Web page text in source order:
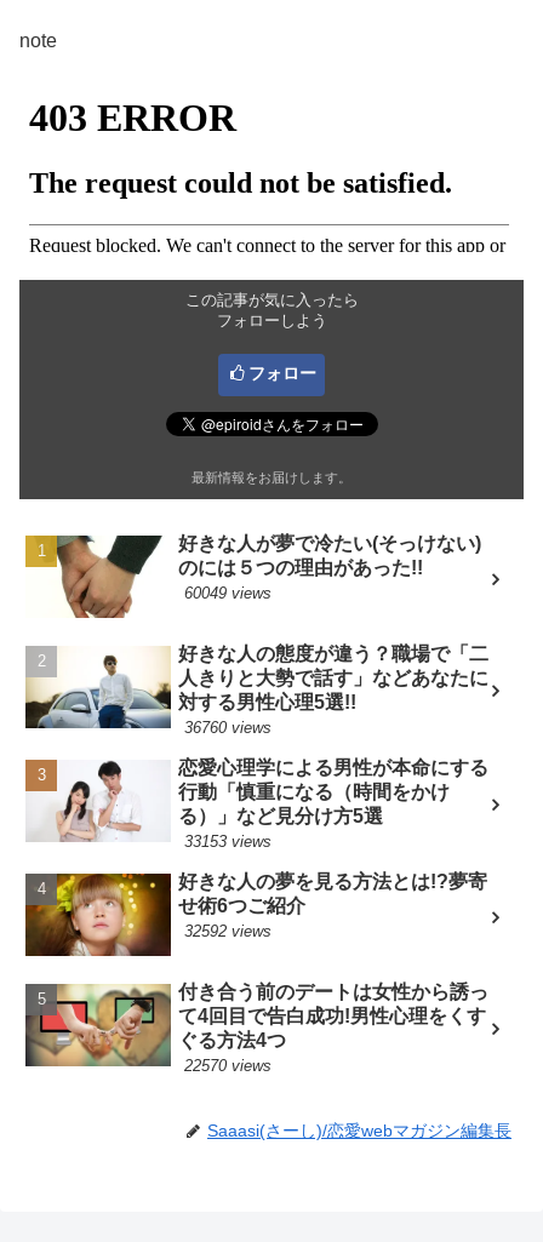
note
この記事が気に入ったら
フォローしよう
フォロー
最新情報をお届けします。
好きな人が夢で冷たい(そっけない)
のには５つの理由があった!!
60049 views
好きな人の態度が違う？職場で「二
人きりと大勢で話す」などあなたに
対する男性心理5選!!
36760 views
恋愛心理学による男性が本命にする
行動「慎重になる（時間をかけ
る）」など見分け方5選
33153 views
好きな人の夢を見る方法とは!?夢寄
せ術6つご紹介
32592 views
付き合う前のデートは女性から誘っ
て4回目で告白成功!男性心理をくす
ぐる方法4つ
22570 views
Saaasi(さーし)/恋愛webマガジン編集長